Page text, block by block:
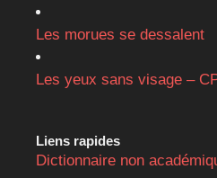
Les morues se dessalent
Les yeux sans visage –
Liens rapides
Dictionnaire non